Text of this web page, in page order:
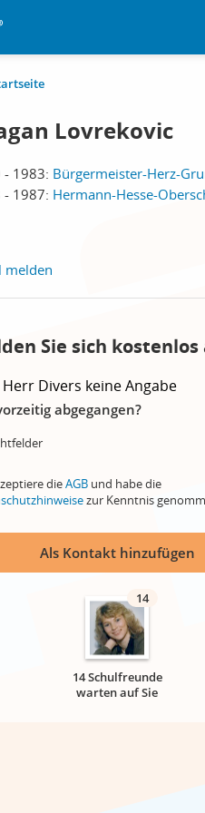
Lovrekovic
- 1983: Bürgermeister-Herz-
- 1987: Hermann-Hesse-
melden
Sie sich
Herr Divers keine Angabe
abgegangen?
dieAGB und habe die
zur Kenntnis
Als Kontakt hinzufügen
14
14 Schulfreunde
warten auf Sie